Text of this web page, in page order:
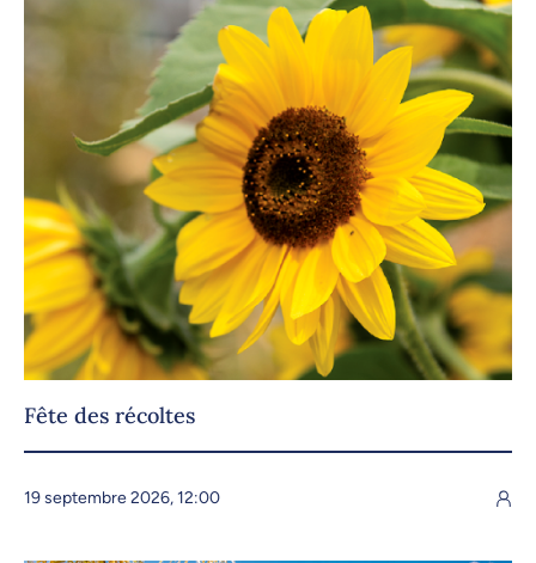
Fête des récoltes
19 septembre 2026, 12:00